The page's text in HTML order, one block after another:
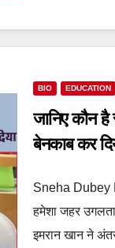
BIO EDUCATION
जानिए कौन
बेनकाब कर
Sneha Dubey
हमेशा जहर
इमरान खान ने